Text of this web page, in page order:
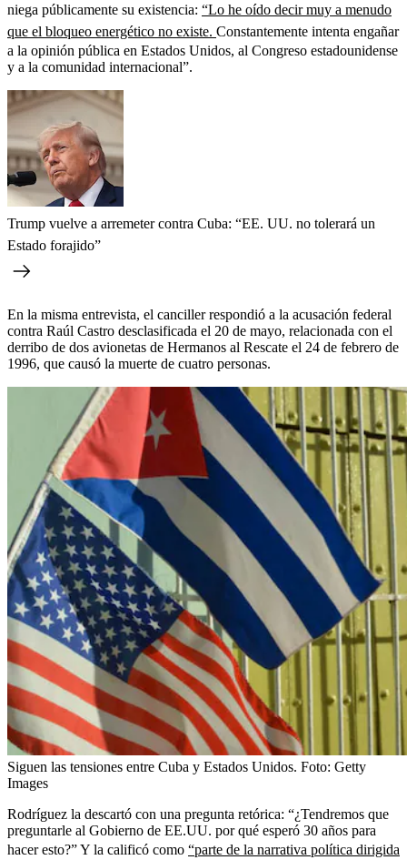
niega públicamente su existencia: “Lo he oído decir muy a menudo
que el bloqueo energético no existe. Constantemente intenta engañar
a la opinión pública en Estados Unidos, al Congreso estadounidense
y a la comunidad internacional”.
Trump vuelve a arremeter contra Cuba: “EE. UU. no tolerará un
Estado forajido”
En la misma entrevista, el canciller respondió a la acusación federal
contra Raúl Castro desclasificada el 20 de mayo, relacionada con el
derribo de dos avionetas de Hermanos al Rescate el 24 de febrero de
1996, que causó la muerte de cuatro personas.
Siguen las tensiones entre Cuba y Estados Unidos. Foto: Getty
Images
Rodríguez la descartó con una pregunta retórica: “¿Tendremos que
preguntarle al Gobierno de EE.UU. por qué esperó 30 años para
hacer esto?” Y la calificó como “parte de la narrativa política dirigida